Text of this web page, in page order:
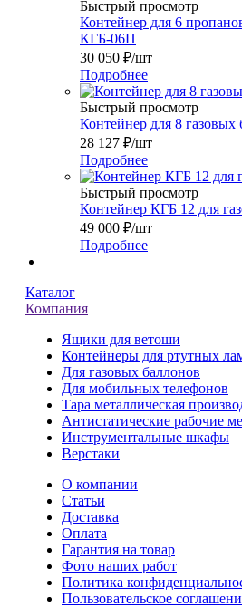
Быстрый просмотр
Контейнер для 6
КГБ-06П
30 050 ₽/шт
Подробнее
Быстрый просмотр
Контейнер для 8 газовых
28 127 ₽/шт
Подробнее
Быстрый просмотр
Контейнер КГБ 12 для
49 000 ₽/шт
Подробнее
Каталог
Компания
Ящики для ветоши
Контейнеры для ртутных
Для газовых баллонов
Для мобильных телефонов
Тара металлическая
Антистатические рабочие
Инструментальные шкафы
Верстаки
О компании
Статьи
Доставка
Оплата
Гарантия на товар
Фото наших работ
Политика
Пользовательское